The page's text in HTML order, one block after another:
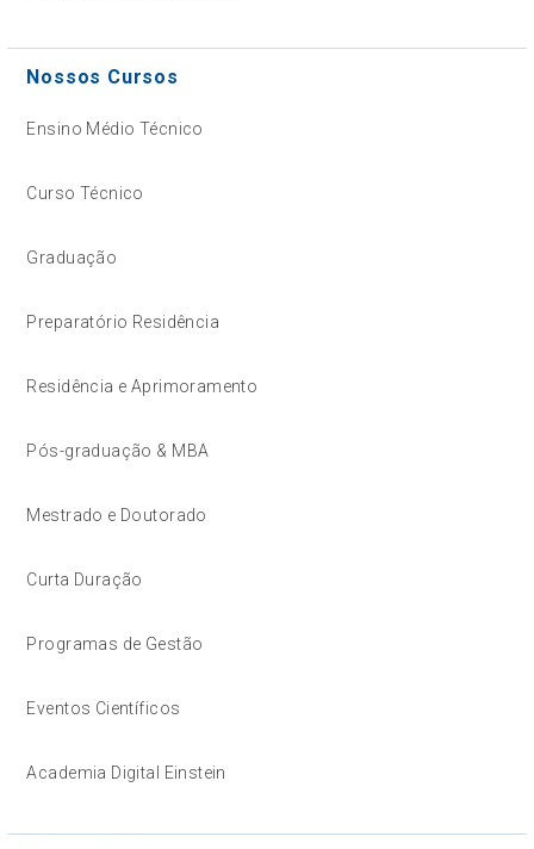
Nossos Cursos
Ensino Médio Técnico
Curso Técnico
Graduação
Preparatório Residência
Residência e Aprimoramento
Pós-graduação & MBA
Mestrado e Doutorado
Curta Duração
Programas de Gestão
Eventos Científicos
Academia Digital Einstein